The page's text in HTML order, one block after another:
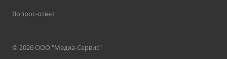
Вопрос-ответ
© 2026 ООО "Медиа-Сервис"